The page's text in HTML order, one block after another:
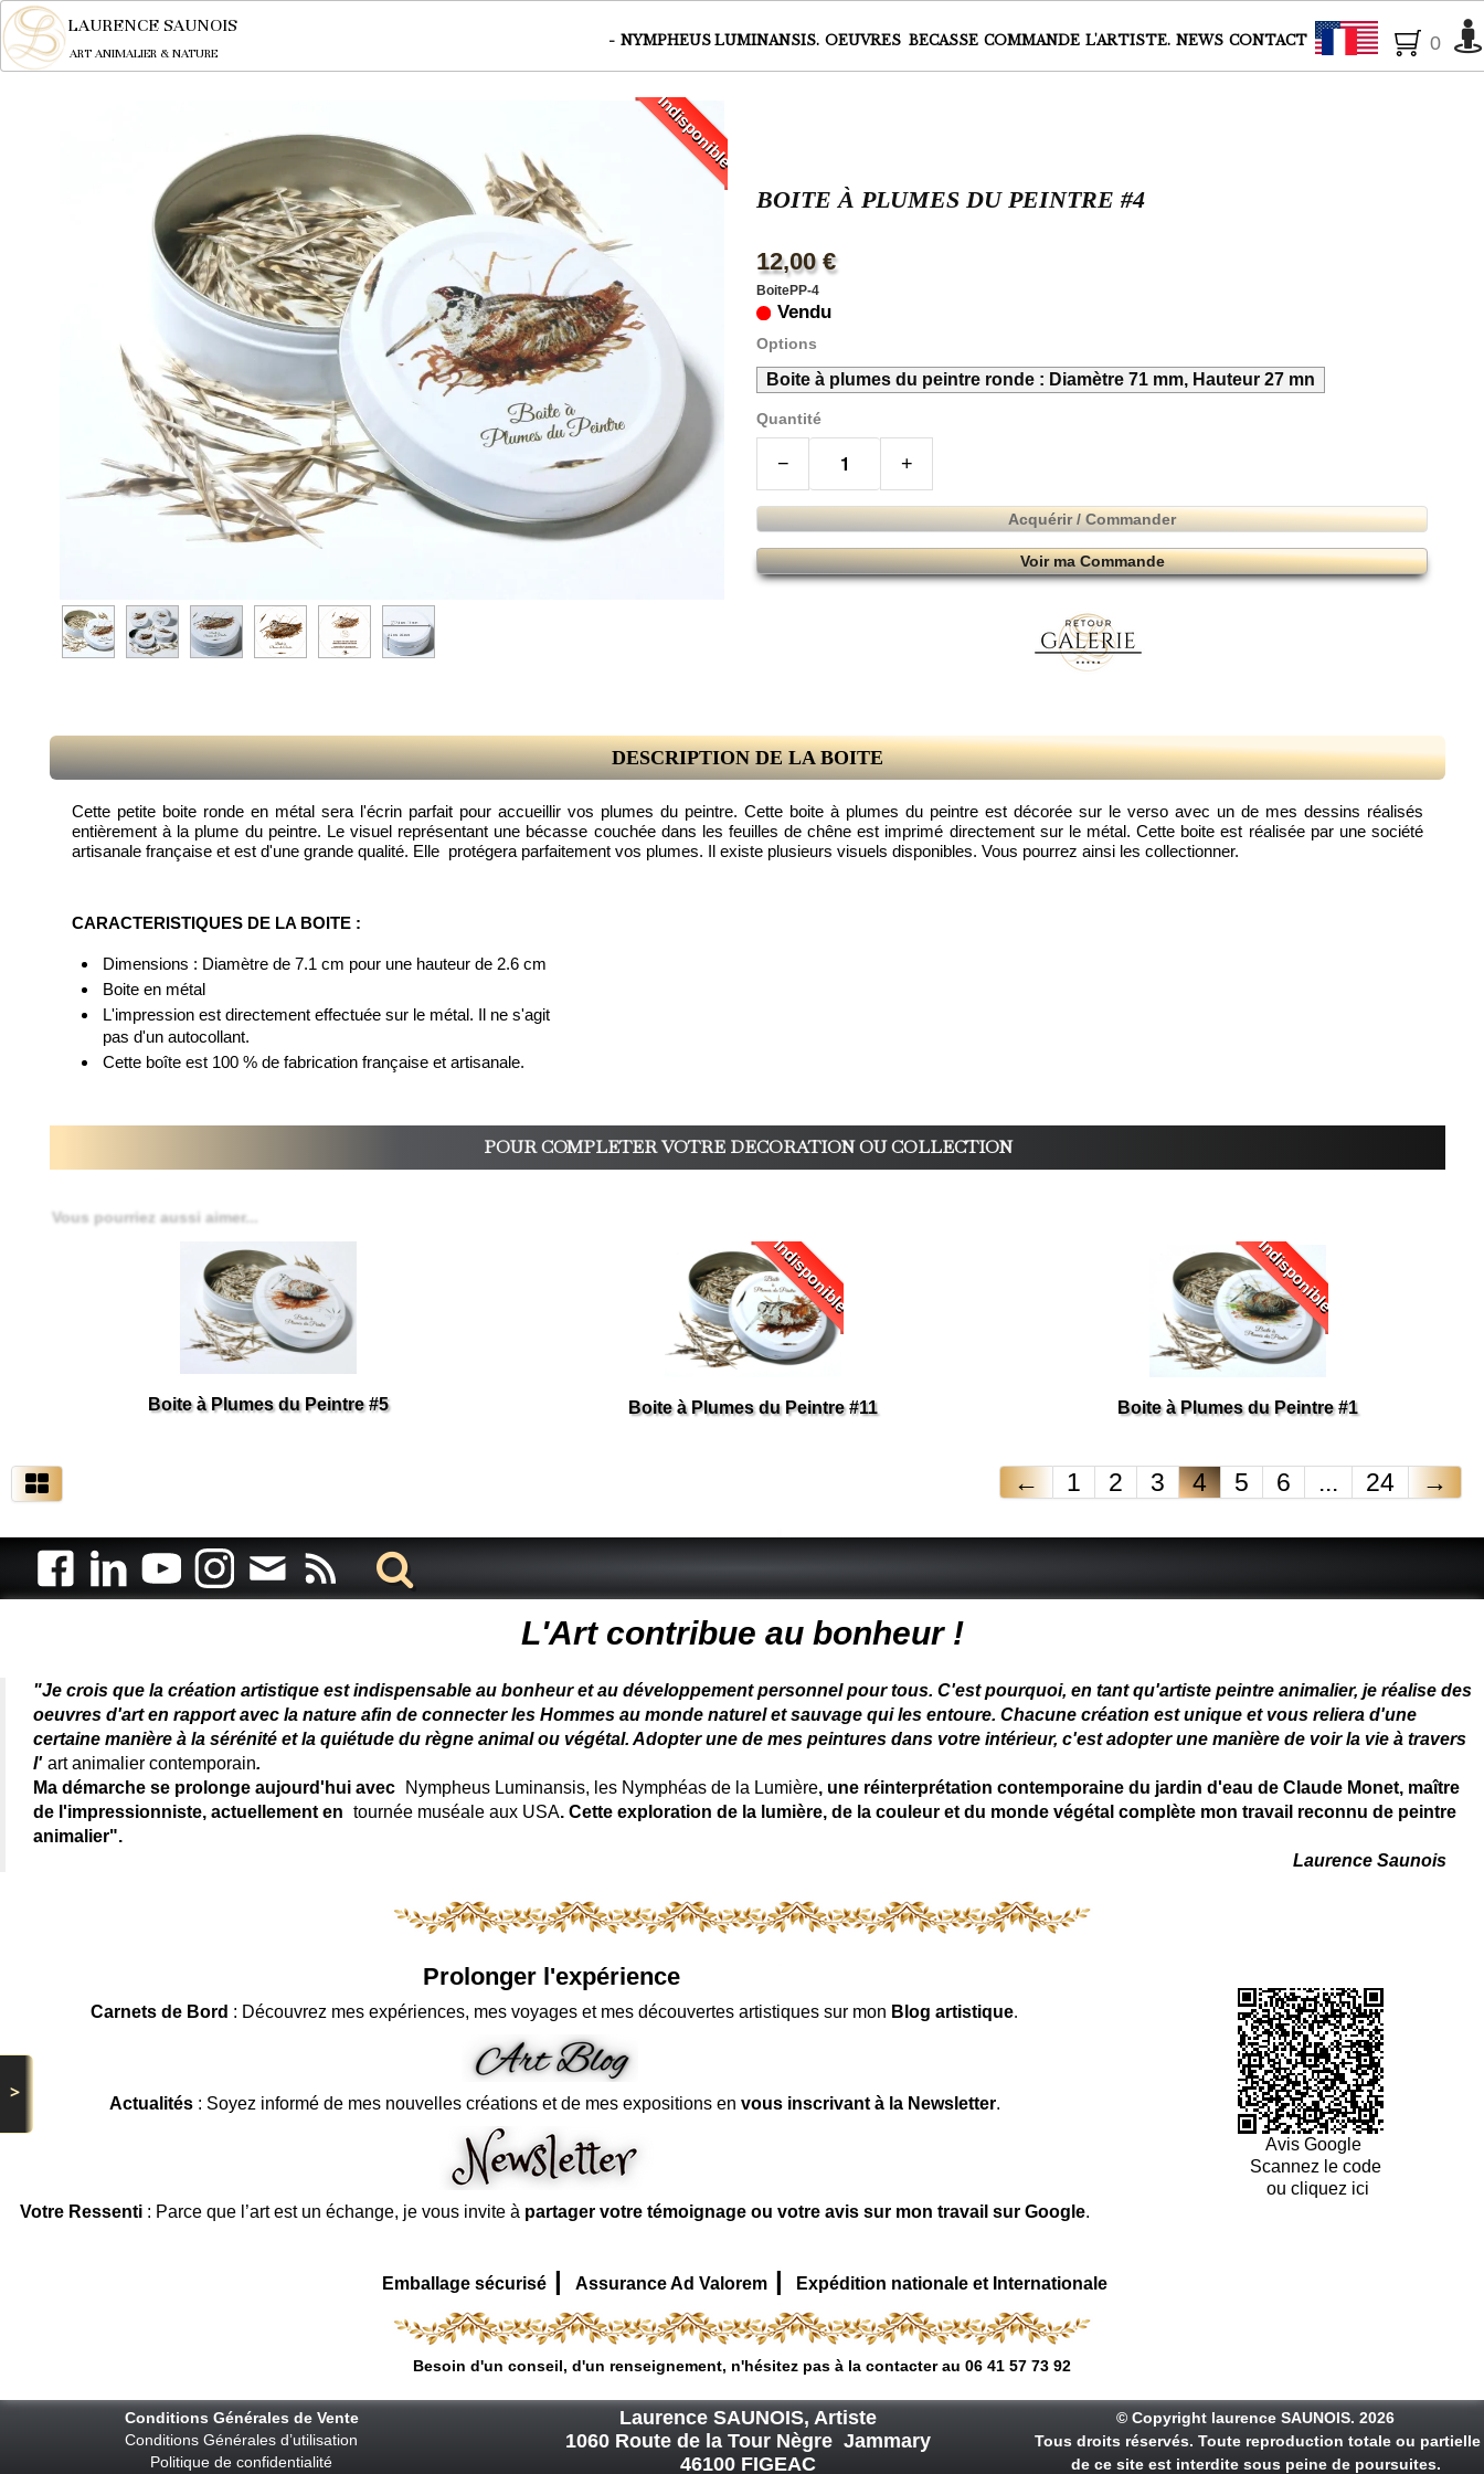
LAURENCE SAUNOIS
ART ANIMALIER & NATURE
- NYMPHEUS LUMINANSIS. OEUVRES BECASSE COMMANDE L'ARTISTE. NEWS CONTACT Français
0
>
Indisponible
BOITE À PLUMES DU PEINTRE #4
12,00 €
BoitePP-4
Vendu
Options
Boite à plumes du peintre ronde : Diamètre 71 mm, Hauteur 27 mn
Quantité
− +
Acquérir / Commander
Voir ma Commande
DESCRIPTION DE LA BOITE
Cette petite boite ronde en métal sera l'écrin parfait pour accueillir vos plumes du peintre. Cette boite à plumes du peintre est décorée sur le verso avec un de mes dessins réalisés
entièrement à la plume du peintre. Le visuel représentant une bécasse couchée dans les feuilles de chêne est imprimé directement sur le métal. Cette boite est réalisée par une société
artisanale française et est d'une grande qualité. Elle protégera parfaitement vos plumes. Il existe plusieurs visuels disponibles. Vous pourrez ainsi les collectionner.
CARACTERISTIQUES DE LA BOITE :
Dimensions : Diamètre de 7.1 cm pour une hauteur de 2.6 cm
Boite en métal
L'impression est directement effectuée sur le métal. Il ne s'agit
pas d'un autocollant.
Cette boîte est 100 % de fabrication française et artisanale.
POUR COMPLETER VOTRE DECORATION OU COLLECTION
Vous pourriez aussi aimer...
Boite à Plumes du Peintre #5
Indisponible
Boite à Plumes du Peintre #11
Indisponible
Boite à Plumes du Peintre #1
← 1 2 3 4 5 6 ... 24 →
L'Art contribue au bonheur !
"Je crois que la création artistique est indispensable au bonheur et au développement personnel pour tous. C'est pourquoi, en tant qu'artiste peintre animalier, je réalise des
oeuvres d'art en rapport avec la nature afin de connecter les Hommes au monde naturel et sauvage qui les entoure. Chacune création est unique et vous reliera d'une
certaine manière à la sérénité et la quiétude du règne animal ou végétal. Adopter une de mes peintures dans votre intérieur, c'est adopter une manière de voir la vie à travers
l' art animalier contemporain.
Ma démarche se prolonge aujourd'hui avec
Nympheus Luminansis, les Nymphéas de la Lumière, une réinterprétation contemporaine du jardin d'eau de Claude Monet, maître
de l'impressionniste, actuellement en tournée muséale aux USA. Cette exploration de la lumière, de la couleur et du monde végétal complète mon travail reconnu de peintre
animalier".
Laurence Saunois
Prolonger l'expérience
Carnets de Bord : Découvrez mes expériences, mes voyages et mes découvertes artistiques sur mon Blog artistique.
Actualités: Soyez informé de mes nouvelles créations et de mes expositions en vous inscrivant à la Newsletter.
Votre Ressenti: Parce que l’art est un échange, je vous invite à partager votre témoignage ou votre avis sur mon travail sur Google.
Avis Google
Scannez le code
ou cliquez ici
Emballage sécurisé | Assurance Ad Valorem | Expédition nationale et Internationale
Besoin d'un conseil, d'un renseignement, n'hésitez pas à la contacter au 06 41 57 73 92
Conditions Générales de Vente
Conditions Générales d’utilisation
Politique de confidentialité
Laurence SAUNOIS, Artiste
1060 Route de la Tour Nègre Jammary
46100 FIGEAC
© Copyright laurence SAUNOIS. 2026
Tous droits réservés. Toute reproduction totale ou partielle
de ce site est interdite sous peine de poursuites.